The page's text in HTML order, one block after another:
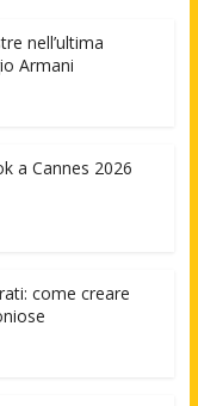
nell’ultima
Armani
a Cannes 2026
come creare